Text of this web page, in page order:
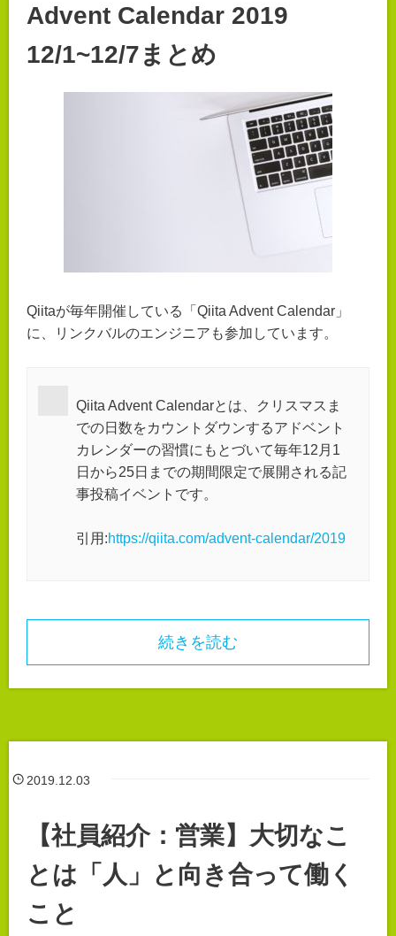
Advent Calendar 2019
12/1~12/7まとめ
Qiitaが毎年開催している「Qiita Advent Calendar」
に、リンクバルのエンジニアも参加しています。
Qiita Advent Calendarとは、クリスマスま
での日数をカウントダウンするアドベント
カレンダーの習慣にもとづいて毎年12月1
日から25日までの期間限定で展開される記
事投稿イベントです。
引用:https://qiita.com/advent-calendar/2019
続きを読む
2019.12.03
【社員紹介：営業】大切なこ
とは「人」と向き合って働く
こと